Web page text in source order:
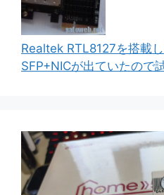
Realtek RTL8127を搭載
SFP+NICが出ていたので試